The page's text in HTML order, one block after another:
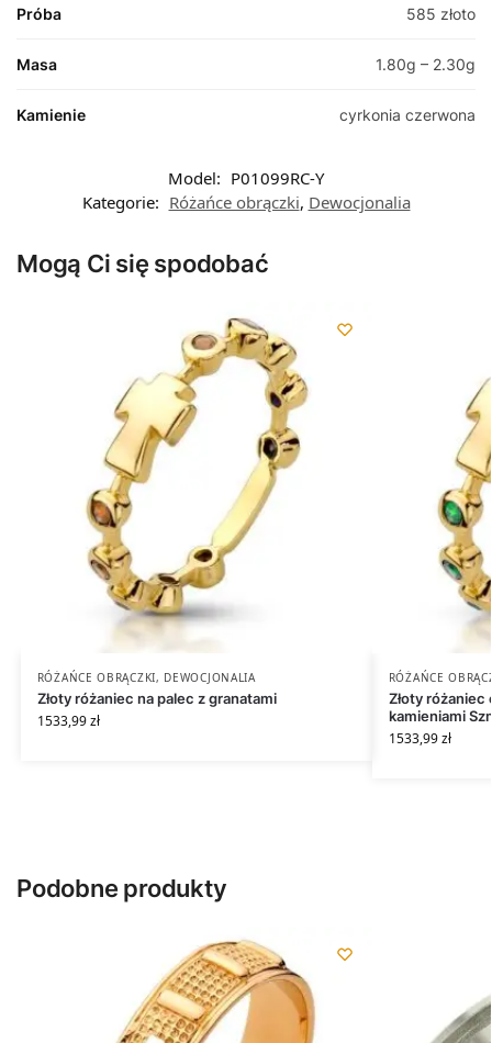
Próba 585 złoto
Masa 1.80g – 2.30g
Kamienie cyrkonia czerwona
Model: P01099RC-Y
Kategorie: Różańce obrączki, Dewocjonalia
Mogą Ci się spodobać
RÓŻAŃCE OBRĄCZKI, DEWOCJONALIA
Złoty różaniec na palec z granatami
1533,99zł
RÓŻAŃCE
Złoty różaniec
kamieniami
1533,99zł
Podobne produkty